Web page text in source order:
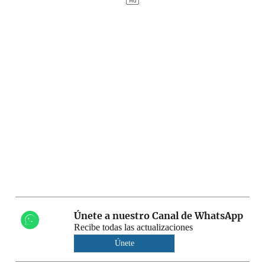
Únete a nuestro Canal de WhatsApp
Recibe todas las actualizaciones
Únete